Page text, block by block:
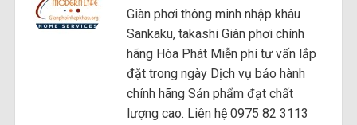
Giàn phơi thông minh nhập khâu
Sankaku, takashi Giàn phơi chính
hãng Hòa Phát Miễn phí tư vấn lắp
đặt trong ngày Dịch vụ bảo hành
chính hãng Sản phẩm đạt chất
lượng cao. Liên hệ 0975 82 3113